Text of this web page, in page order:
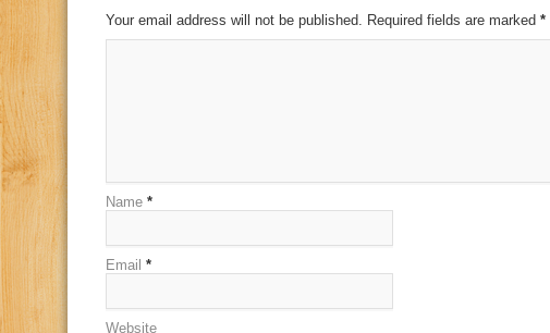
Your email address will not be published. Required fields are marked *
Name *
Email *
Website